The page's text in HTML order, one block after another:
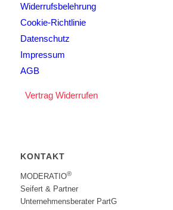
Widerrufsbelehrung
Cookie-Richtlinie
Datenschutz
Impressum
AGB
Vertrag Widerrufen
KONTAKT
MODERATIO®
Seifert & Partner
Unternehmensberater PartG